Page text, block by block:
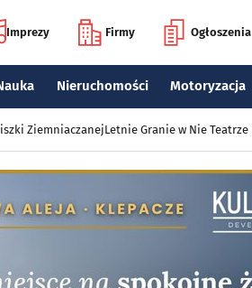
Imprezy Firmy Ogłoszenia
Nieruchomości Motoryzacja
ZiemniaczanejLetnie Granie w Nie Teatrze